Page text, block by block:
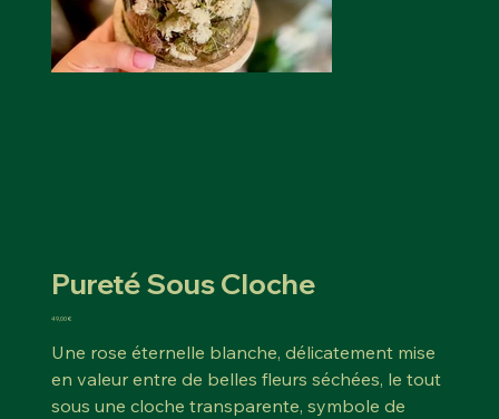
Pureté Sous Cloche
Prix
49,00 €
Une rose éternelle blanche, délicatement mise
en valeur entre de belles fleurs séchées, le tout
sous une cloche transparente, symbole de